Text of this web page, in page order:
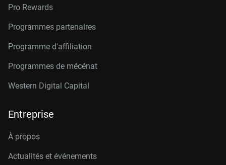
Pro Rewards
Programmes partenaires
Programme d'affiliation
Programmes de mécénat
Western Digital Capital
Entreprise
À propos
Actualités et événements